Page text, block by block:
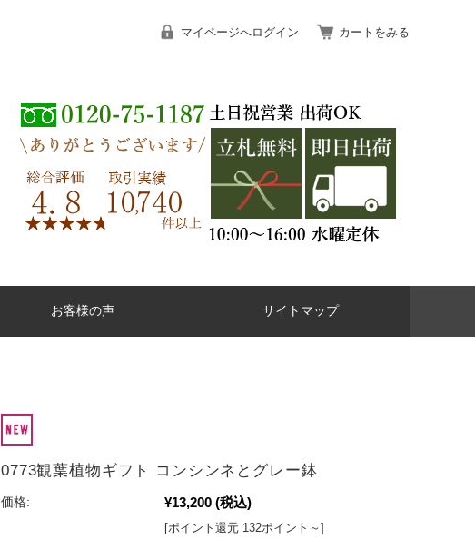
マイページへログイン カートをみる
お客様の声 サイトマップ
0773観葉植物ギフト コンシンネとグレー鉢
価格: ¥13,200 (税込)
[ポイント還元 132ポイント～]